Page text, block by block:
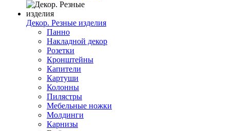
Декор. Резные изделия
Панно
Накладной декор
Розетки
Кронштейны
Капители
Картуши
Колонны
Пилястры
Мебельные ножки
Молдинги
Карнизы